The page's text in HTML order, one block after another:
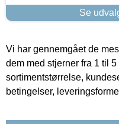
Se
Vi har gennemgået de
dem med stjerner fra 1 til
sortimentstørrelse,
betingelser,